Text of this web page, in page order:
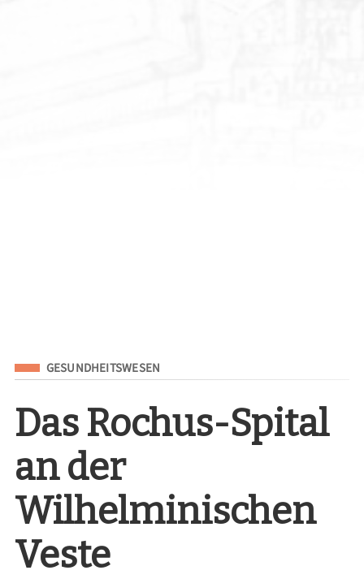
Eingeordnet unter
GESUNDHEITSWESEN
Das Rochus-Spital
an der
Wilhelminischen
Veste